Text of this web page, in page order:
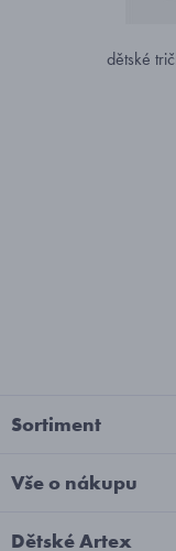
dětské
Sortiment
Vše o nákupu
Dětské Artex